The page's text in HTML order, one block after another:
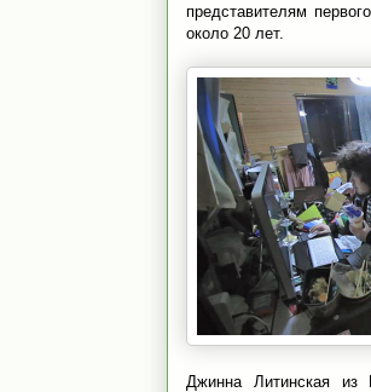
представителям
около 20 лет.
Джинна Литинская